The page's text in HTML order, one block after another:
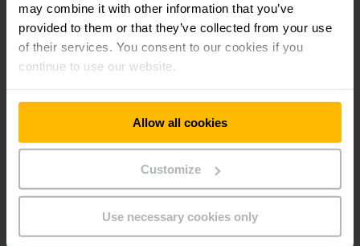
may combine it with other information that you’ve
provided to them or that they’ve collected from your use
of their services. You consent to our cookies if you
continue to use our website.
Allow all cookies
Customize
Use necessary cookies only
Além disso, a Jungheinrich garante a entrega mais rápida
possível das peças de reposição necessárias, com uma
disponibilidade de mais de 98% em todo o mundo. Garanta
sua vantagem competitiva através da competência e
Simplesmente entre em contato com a
Jungheinrich e faça seus pedidos de forma
ainda mais eficiente.